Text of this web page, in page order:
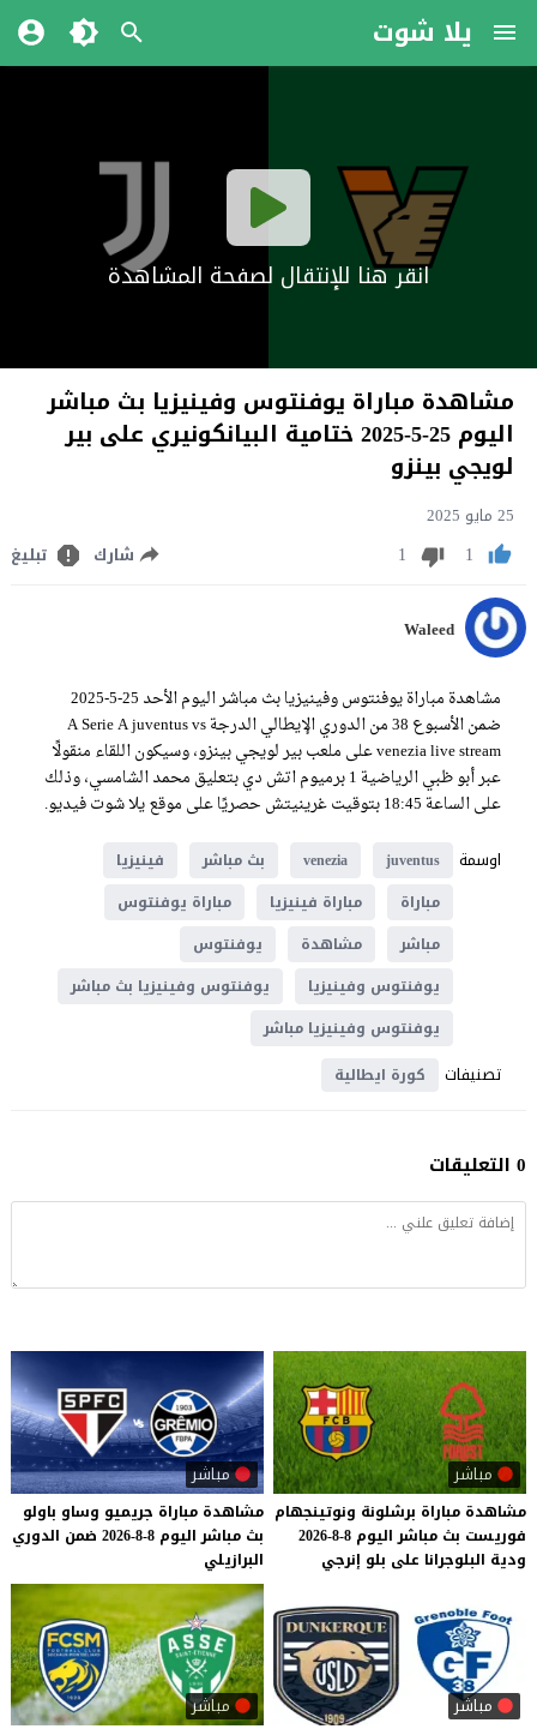
يلا شوت
انقر هنا للإنتقال لصفحة المشاهدة
مشاهدة مباراة يوفنتوس وفينيزيا بث مباشر
اليوم 25-5-2025 ختامية البيانكونيري على بير
لويجي بينزو
25 مايو 2025
1
1 شارك تبليغ
Waleed
مشاهدة مباراة يوفنتوس وفينيزيا بث مباشر اليوم الأحد 25-5-2025
ضمن الأسبوع 38 من الدوري الإيطالي الدرجة A Serie A juventus vs
venezia live stream على ملعب بير لويجي بينزو، وسيكون اللقاء منقولًا
عبر أبو ظبي الرياضية 1 برميوم اتش دي بتعليق محمد الشامسي، وذلك
على الساعة 18:45 بتوقيت غرينيتش حصريًا على موقع يلا شوت فيديو.
اوسمة
juventus
venezia بث مباشر
فينيزيا
مباراة
مباراة فينيزيا
مباراة يوفنتوس
مباشر
مشاهدة
يوفنتوس
يوفنتوس وفينيزيا
يوفنتوس وفينيزيا بث مباشر
يوفنتوس وفينيزيا مباشر
تصنيفات كورة ايطالية
0 التعليقات
مباشر
مشاهدة مباراة برشلونة ونوتينجهام
فوريست بث مباشر اليوم 8-8-2026
ودية البلوجرانا على بلو إنرجي
مباشر
مشاهدة مباراة جريميو وساو باولو
بث مباشر اليوم 8-8-2026 ضمن الدوري
البرازيلي
مباشر مباشر